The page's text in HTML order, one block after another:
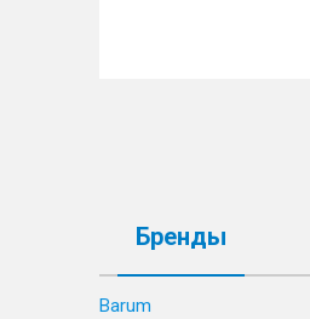
Бренды
Barum